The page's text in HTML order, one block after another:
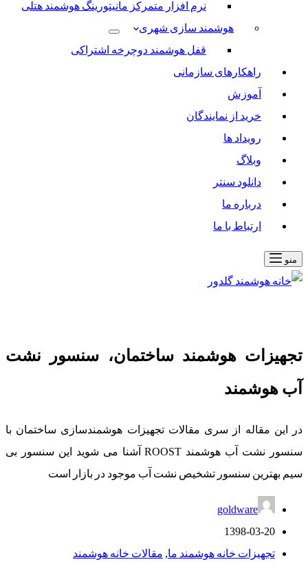
نرم افزار متمرکز مانیتورینگ هوشمند هتلی
هوشمند سازی شهری
قفل هوشمند دوچرخه اشتراکی
راهکارهای سازمانی
آموزش
خرید از نمایندگان
رویداد ها
وبلاگ
دانلود سنتر
درباره ما
ارتباط با ما
منو
تجهیزات هوشمند ساختمان، سنسور نشت
آب هوشمند
در این مقاله از سری مقالات تجهیزات هوشمندسازی ساختمان با
سنسور نشت آب هوشمند ROOST آشنا می شوید این سنسور بی
سیم بهترین سنسور تشخیص نشت آب موجود در بازار است
goldware
1398-03-20
تجهیزات خانه هوشمند ما, مقالات خانه هوشمند